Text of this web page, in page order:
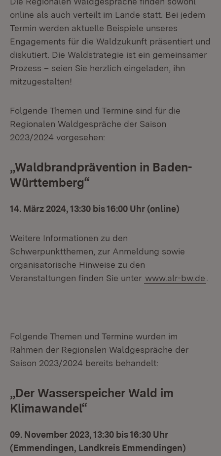
online als auch verteilt im Lande statt. Bei jedem
Termin werden aktuelle Beispiele unseres
Engagements für die Waldzukunft präsentiert und
diskutiert. Die Waldstrategie ist ein gemeinsamer
Prozess – seien Sie herzlich eingeladen, ihn
mitzugestalten!
Folgende Themen und Termine sind für die
Regionalen Waldgespräche der Saison
2023/2024 vorgesehen:
„Waldbrandprävention in Baden-
Württemberg“
14. März 2024, 13:30 bis 16:00 Uhr (online)
Weitere Informationen zu den
Schwerpunktthemen, zur Anmeldung sowie
organisatorische Hinweise zu den
Veranstaltungen finden Sie unter www.alr-bw.de
Folgende Themen und Termine wurden im
Rahmen der Regionalen Waldgespräche der
Saison 2023/2024 bereits behandelt:
„Der Wasserspeicher Wald im
Klimawandel“
09. November 2023, 13:30 bis 16:30 Uhr
(Emmendingen, Landkreis Emmendingen)